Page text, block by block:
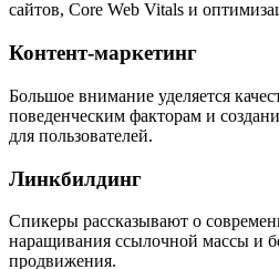
сайтов, Core Web Vitals и
Контент-маркетинг
Большое внимание уделяется
поведенческим факторам и
для пользователей.
Линкбилдинг
Спикеры рассказывают о
наращивания ссылочной массы и
продвижения.